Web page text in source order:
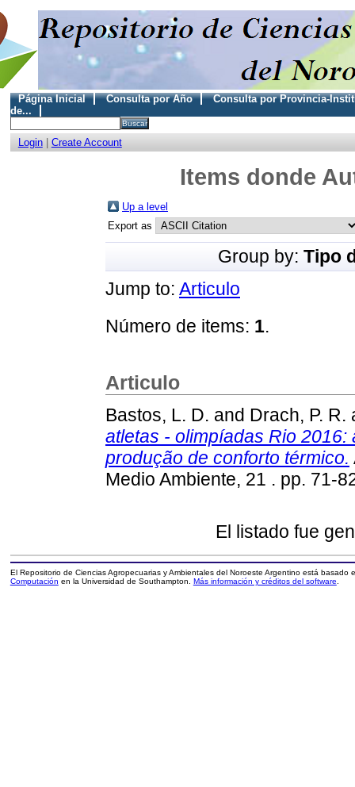
Página Inicial Consulta por Año
Consulta por Provincia-
de...
Login| Create Account
Items donde
Up a level
Export as
Group by: Tipo
Jump to: Articulo
Número de items: 1.
Articulo
Bastos, L. D. and Drach, P. R.
atletas - olimpíadas Rio
produção de conforto térmico.
Medio Ambiente, 21 . pp. 71-
El listado fue
El Repositorio de Ciencias Agropecuarias y Ambientales del Noroeste Argentino está basado
Computación en la Universidad de Southampton. Más información y créditos del software